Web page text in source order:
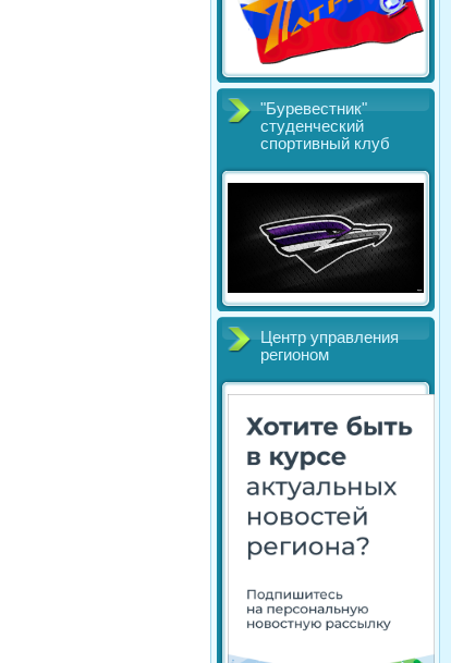
"Буревестник"
студенческий
спортивный клуб
Центр управления
регионом